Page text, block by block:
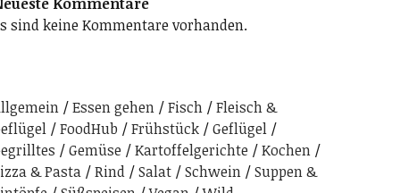
sind keine Kommentare vorhanden.
Essen gehen Fisch
Fleisch &
FoodHub Frühstück
Geflügel
Gemüse Kartoffelgerichte
Kochen
& Pasta
Rind Salat Schwein
Suppen &